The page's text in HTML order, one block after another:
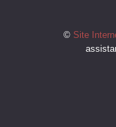
© Site